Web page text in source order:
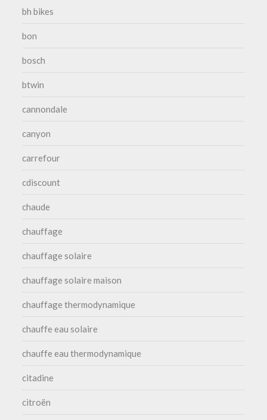
bh bikes
bon
bosch
btwin
cannondale
canyon
carrefour
cdiscount
chaude
chauffage
chauffage solaire
chauffage solaire maison
chauffage thermodynamique
chauffe eau solaire
chauffe eau thermodynamique
citadine
citroën